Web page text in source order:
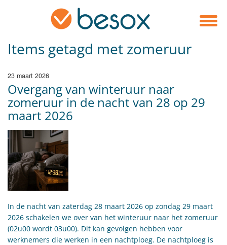
Items getagd met zomeruur
23 maart 2026
Overgang van winteruur naar
zomeruur in de nacht van 28 op 29
maart 2026
In de nacht van zaterdag 28 maart 2026 op zondag 29 maart
2026 schakelen we over van het winteruur naar het zomeruur
(02u00 wordt 03u00). Dit kan gevolgen hebben voor
werknemers die werken in een nachtploeg. De nachtploeg is